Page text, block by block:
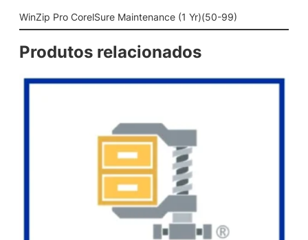
WinZip Pro CorelSure Maintenance (1 Yr)(50-99)
Produtos relacionados